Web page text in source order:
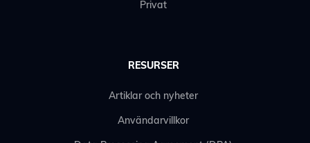
Privat
RESURSER
Artiklar och nyheter
Användarvillkor